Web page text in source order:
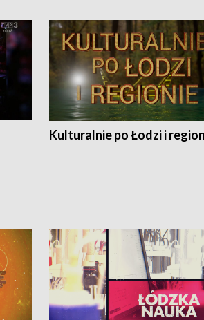
Kulturalnie po Łodzi i